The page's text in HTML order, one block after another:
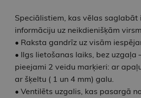
Speciālistiem, kas vēlas saglabāt
informāciju uz neikdienišķām
• Raksta gandrīz uz visām
• Ilgs lietošanas laiks, bez uzgaļa
pieejami 2 veidu marķieri: ar
ar šķeltu ( 1 un 4 mm) galu.
• Ventilēts uzgalis, kas pasargā